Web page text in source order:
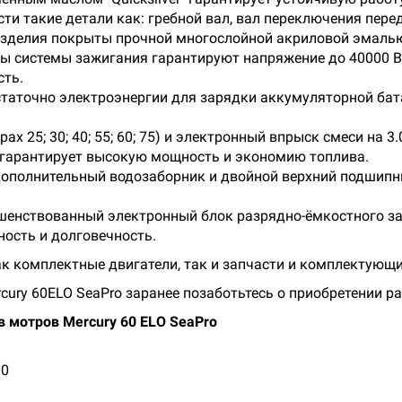
такие детали как: гребной вал, вал переключения
покрыты прочной многослойной акриловой
зажигания гарантируют напряжение до 40000
электроэнергии для зарядки аккумуляторной
25; 30; 40; 55; 60; 75) и электронный впрыск смеси на
высокую мощность и экономию топлива.
водозаборник и двойной верхний
электронный блок разрядно-ёмкостного
и долговечность.
двигатели, так и запчасти и
60ELO SeaPro заранее позаботьтесь о приобретении
мотров Mercury 60 ELO SeaPro